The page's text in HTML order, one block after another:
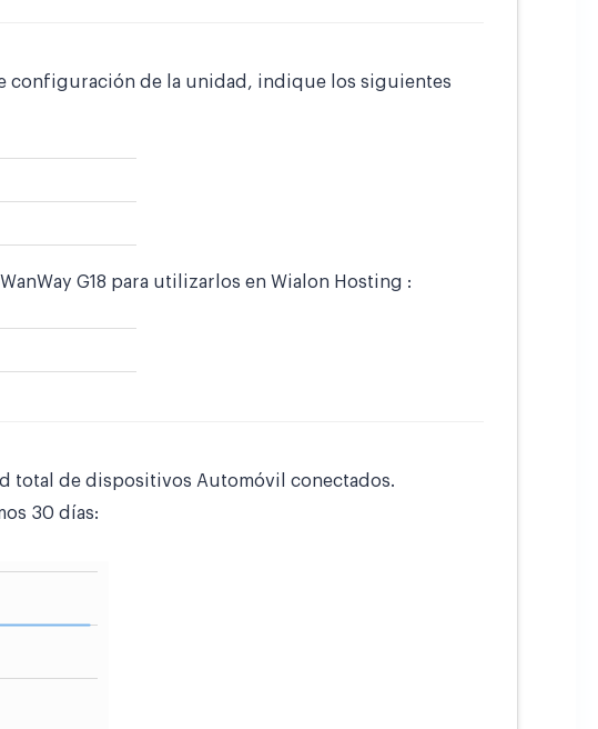
configuración de la unidad, indique los siguientes
G18 para utilizarlos en Wialon Hosting :
total de dispositivos Automóvil conectados.
30 días: